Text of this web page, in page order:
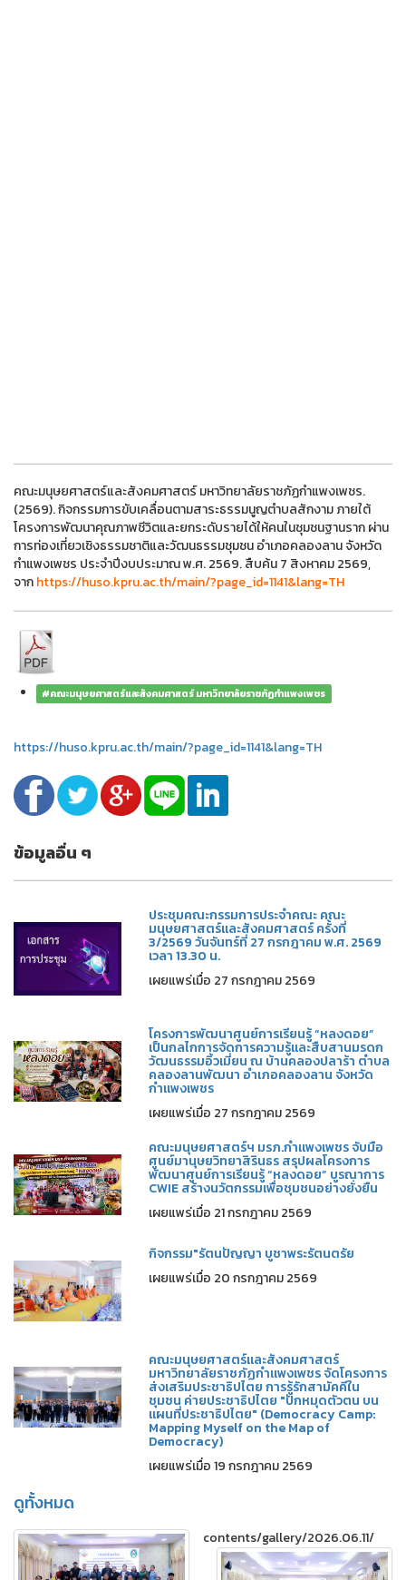
คณะมนุษยศาสตร์และสังคมศาสตร์ มหาวิทยาลัยราชภัฏกำแพงเพชร.
(2569). กิจกรรมการขับเคลื่อนตามสาระธรรมนูญตำบลสักงาม ภายใต้
โครงการพัฒนาคุณภาพชีวิตและยกระดับรายได้ให้คนในชุมชนฐานราก ผ่าน
การท่องเที่ยวเชิงธรรมชาติและวัฒนธรรมชุมชน อำเภอคลองลาน จังหวัด
กำแพงเพชร ประจำปีงบประมาณ พ.ศ. 2569. สืบค้น 7 สิงหาคม 2569,
จากhttps://huso.kpru.ac.th/main/?page_id=1141&lang=TH
#คณะมนุษยศาสตร์และสังคมศาสตร์ มหาวิทยาลัยราชภัฏกำแพงเพชร
https://huso.kpru.ac.th/main/?page_id=1141&lang=TH
ข้อมูลอื่น ๆ
ประชุมคณะกรรมการประจำคณะ คณะ
มนุษยศาสตร์และสังคมศาสตร์ ครั้งที่
3/2569 วันจันทร์ที่ 27 กรกฎาคม พ.ศ. 2569
เวลา 13.30 น.
เผยแพร่เมื่อ 27 กรกฎาคม 2569
โครงการพัฒนาศูนย์การเรียนรู้ “หลงดอย”
เป็นกลไกการจัดการความรู้และสืบสานมรดก
วัฒนธรรมอิ้วเมี่ยน ณ บ้านคลองปลาร้า ตำบล
คลองลานพัฒนา อำเภอคลองลาน จังหวัด
กำแพงเพชร
เผยแพร่เมื่อ 27 กรกฎาคม 2569
คณะมนุษยศาสตร์ฯ มรภ.กำแพงเพชร จับมือ
ศูนย์มานุษยวิทยาสิรินธร สรุปผลโครงการ
พัฒนาศูนย์การเรียนรู้ “หลงดอย” บูรณาการ
CWIE สร้างนวัตกรรมเพื่อชุมชนอย่างยั่งยืน
เผยแพร่เมื่อ 21 กรกฎาคม 2569
กิจกรรม"รัตนปัญญา บูชาพระรัตนตรัย
เผยแพร่เมื่อ 20 กรกฎาคม 2569
คณะมนุษยศาสตร์และสังคมศาสตร์
มหาวิทยาลัยราชภัฏกำแพงเพชร จัดโครงการ
ส่งเสริมประชาธิปไตย การรู้รักสามัคคีใน
ชุมชน ค่ายประชาธิปไตย "ปักหมุดตัวตน บน
แผนที่ประชาธิปไตย" (Democracy Camp:
Mapping Myself on the Map of
Democracy)
เผยแพร่เมื่อ 19 กรกฎาคม 2569
ดูทั้งหมด
contents/gallery/2026.06.11/